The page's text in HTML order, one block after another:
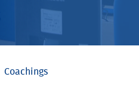
Coachings